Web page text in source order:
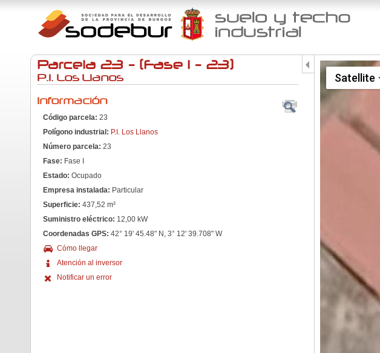
Parcela 23 - (Fase I - 23)
P.I. Los Llanos
Información
Código parcela: 23
Polígono industrial: P.I. Los Llanos
Número parcela: 23
Fase: Fase I
Estado: Ocupado
Empresa instalada: Particular
Superficie: 437,52 m²
Suministro eléctrico: 12,00 kW
Coordenadas GPS: 42° 19' 45.48" N, 3° 12' 39.708" W
Cómo llegar
Atención al inversor
Notificar un error
Satellite